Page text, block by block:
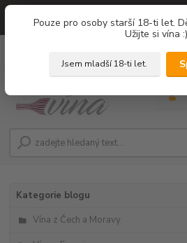
===
Pouze pro osoby starší 18-ti let.
Užijte si vína :)
Jsem mladší 18-ti let.
Kategorie blogu
Vína z Čech a Moravy